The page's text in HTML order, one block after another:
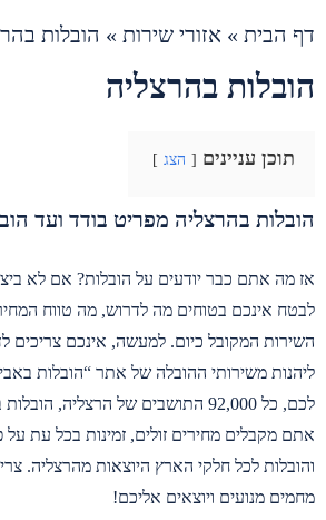
דף הבית » אזורי שירות » הובלות
הובלות בהרצליה
תוכן עניינים הצג
הובלות בהרצליה מפריט בודד ועד
אז מה אתם כבר יודעים על הובלות? אם לא
לבטח אינכם בטוחים מה לדרוש, מה טווח
השירות המקובל כיום. למעשה, אינכם
ליהנות משירותי ההובלה של אתר “הובלות
לכם, כל 92,000 התושבים של הרצליה,
אתם מקבלים מחירים זולים, זמינות בכל עת על
והובלות לכל חלקי הארץ היוצאות מהרצליה.
מחמים מנועים ויוצאים אליכם!